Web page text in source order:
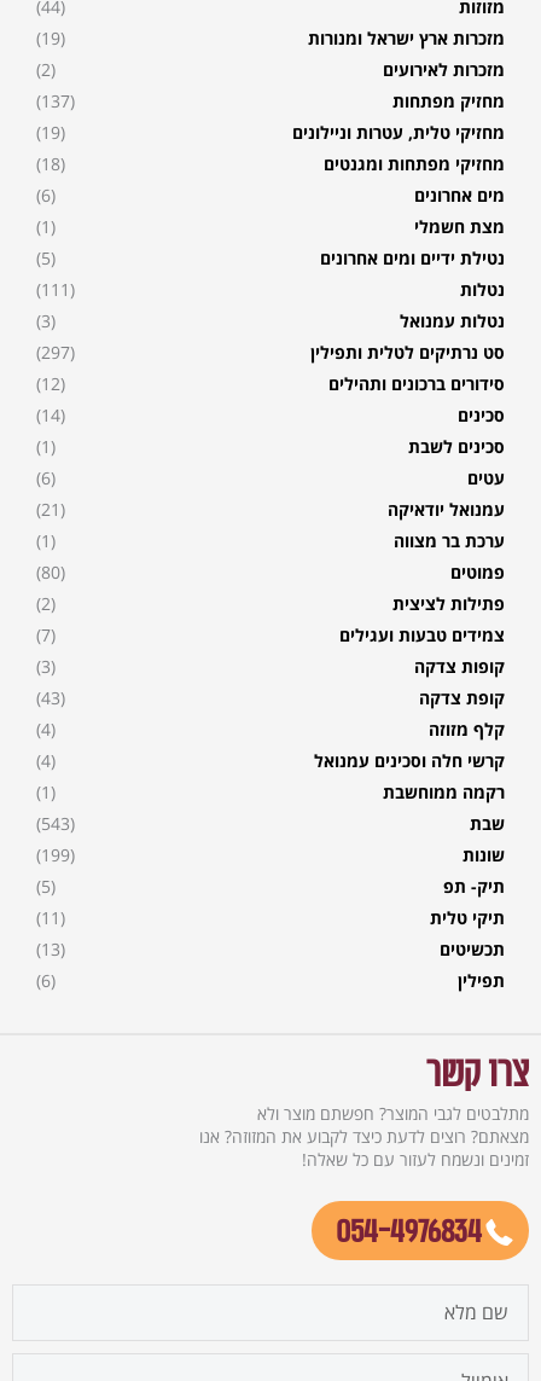
מזוזות
(44)
מזכרות ארץ ישראל ומנורות
(19)
מזכרות לאירועים
(2)
מחזיק מפתחות
(137)
מחזיקי טלית, עטרות וניילונים
(19)
מחזיקי מפתחות ומגנטים
(18)
מים אחרונים
(6)
מצת חשמלי
(1)
נטילת ידיים ומים אחרונים
(5)
נטלות
(111)
נטלות עמנואל
(3)
סט נרתיקים לטלית ותפילין
(297)
סידורים ברכונים ותהילים
(12)
סכינים
(14)
סכינים לשבת
(1)
עטים
(6)
עמנואל יודאיקה
(21)
ערכת בר מצווה
(1)
פמוטים
(80)
פתילות לציצית
(2)
צמידים טבעות ועגילים
(7)
קופות צדקה
(3)
קופת צדקה
(43)
קלף מזוזה
(4)
קרשי חלה וסכינים עמנואל
(4)
רקמה ממוחשבת
(1)
שבת
(543)
שונות
(199)
תיק- תפ
(5)
תיקי טלית
(11)
תכשיטים
(13)
תפילין
(6)
צרו קשר
מתלבטים לגבי המוצר? חפשתם מוצר ולא
מצאתם? רוצים לדעת כיצד לקבוע את המזוזה? אנו
זמינים ונשמח לעזור עם כל שאלה!
054-4976834